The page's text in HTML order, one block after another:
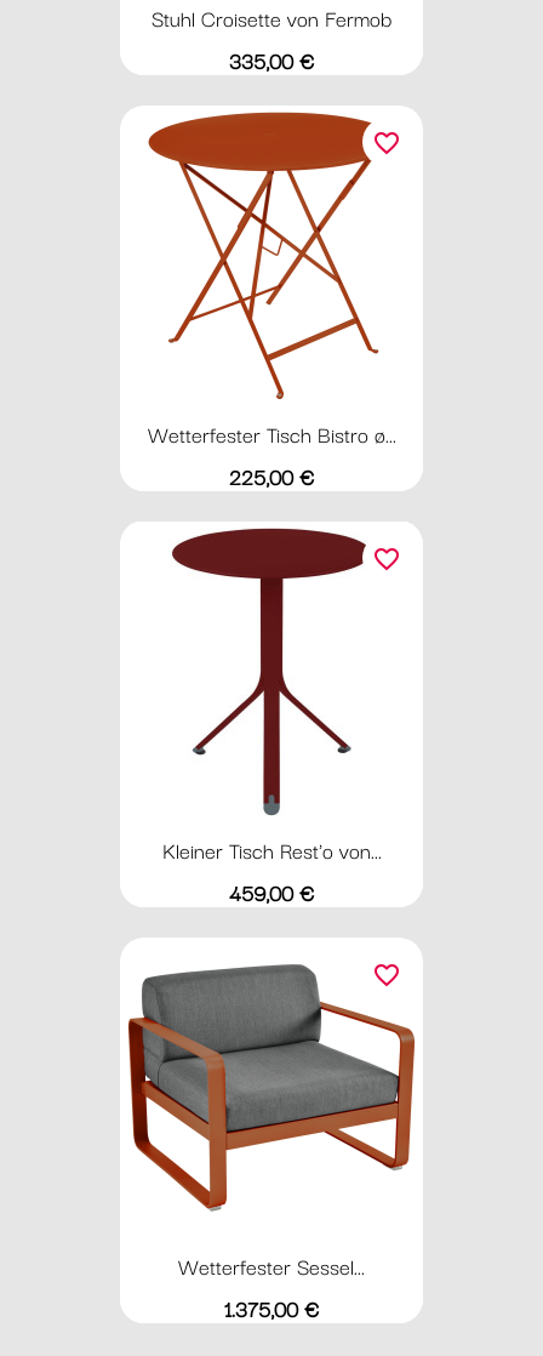
Stuhl Croisette von Fermob
Preis
335,00 €
Wetterfester Tisch Bistro ø...
Preis
225,00 €
favorite_border
Kleiner Tisch Rest'o von...
Preis
459,00 €
favorite_border
Wetterfester Sessel...
Preis
1.375,00 €
favorite_border